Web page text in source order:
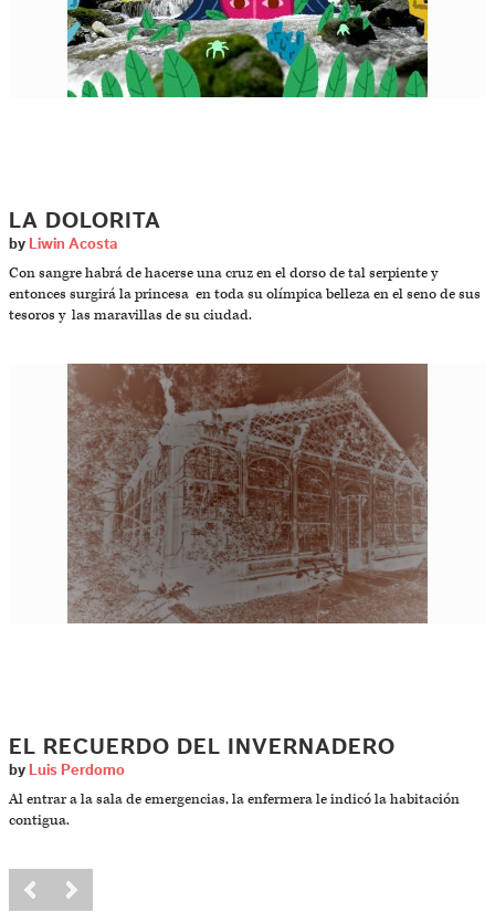
LA DOLORITA
by Liwin Acosta
Con sangre habrá de hacerse una cruz en el dorso de tal serpiente y
entonces surgirá la princesa en toda su olímpica belleza en el seno de sus
tesoros y las maravillas de su ciudad.
EL RECUERDO DEL INVERNADERO
by Luis Perdomo
Al entrar a la sala de emergencias, la enfermera le indicó la habitación
contigua.